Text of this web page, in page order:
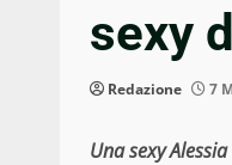
sexy
Redazione 7
Una sexy